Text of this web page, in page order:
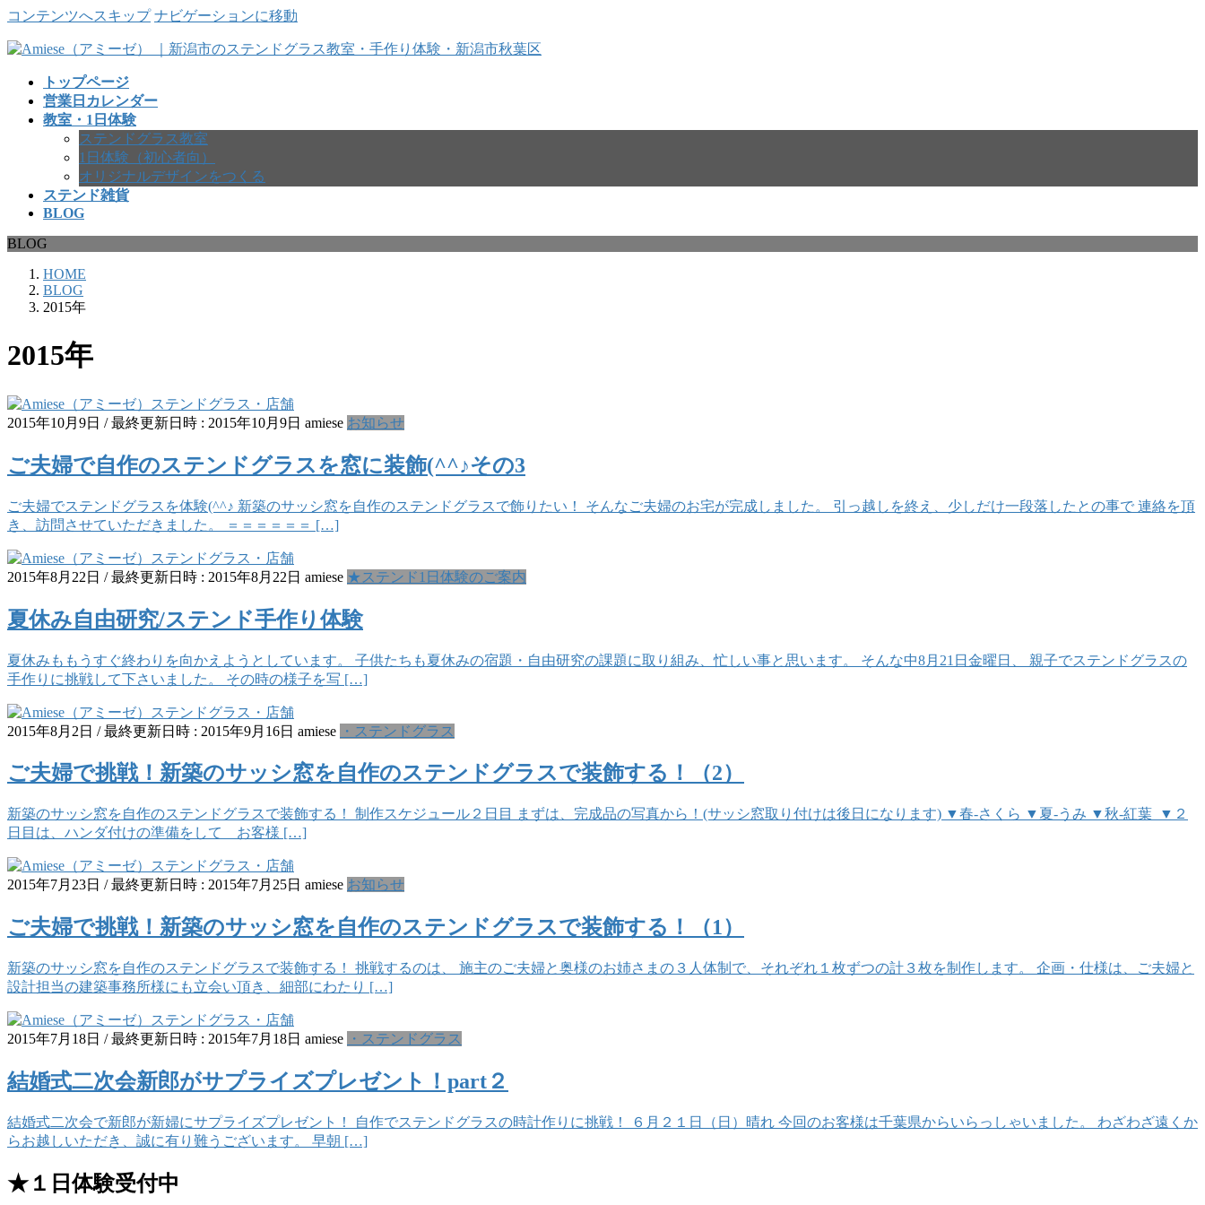
コンテンツへスキップ ナビゲーションに移動
トップページ
営業日カレンダー
教室・1日体験
ステンドグラス教室
1日体験（初心者向）
オリジナルデザインをつくる
ステンド雑貨
BLOG
BLOG
HOME
BLOG
2015年
2015年
2015年10月9日 / 最終更新日時 : 2015年10月9日 amiese お知らせ
ご夫婦で自作のステンドグラスを窓に装飾(^^♪その3
ご夫婦でステンドグラスを体験(^^♪ 新築のサッシ窓を自作のステンドグラスで飾りたい！ そんなご夫婦のお宅が完成しました。 引っ越しを終え、少しだけ一段落したとの事で 連絡を頂
き、訪問させていただきました。 ＝＝＝＝＝＝ […]
2015年8月22日 / 最終更新日時 : 2015年8月22日 amiese ★ステンド1日体験のご案内
夏休み自由研究/ステンド手作り体験
夏休みももうすぐ終わりを向かえようとしています。 子供たちも夏休みの宿題・自由研究の課題に取り組み、忙しい事と思います。 そんな中8月21日金曜日、 親子でステンドグラスの
手作りに挑戦して下さいました。 その時の様子を写 […]
2015年8月2日 / 最終更新日時 : 2015年9月16日 amiese ・ステンドグラス
ご夫婦で挑戦！新築のサッシ窓を自作のステンドグラスで装飾する！（2）
新築のサッシ窓を自作のステンドグラスで装飾する！ 制作スケジュール２日目 まずは、完成品の写真から！(サッシ窓取り付けは後日になります) ▼春-さくら ▼夏-うみ ▼秋-紅葉 ▼２
日目は、ハンダ付けの準備をして お客様 […]
2015年7月23日 / 最終更新日時 : 2015年7月25日 amiese お知らせ
ご夫婦で挑戦！新築のサッシ窓を自作のステンドグラスで装飾する！（1）
新築のサッシ窓を自作のステンドグラスで装飾する！ 挑戦するのは、 施主のご夫婦と奥様のお姉さまの３人体制で、それぞれ１枚ずつの計３枚を制作します。 企画・仕様は、ご夫婦と
設計担当の建築事務所様にも立会い頂き、細部にわたり […]
2015年7月18日 / 最終更新日時 : 2015年7月18日 amiese ・ステンドグラス
結婚式二次会新郎がサプライズプレゼント！part２
結婚式二次会で新郎が新婦にサプライズプレゼント！ 自作でステンドグラスの時計作りに挑戦！ ６月２１日（日）晴れ 今回のお客様は千葉県からいらっしゃいました。 わざわざ遠くか
らお越しいただき、誠に有り難うございます。 早朝 […]
★１日体験受付中